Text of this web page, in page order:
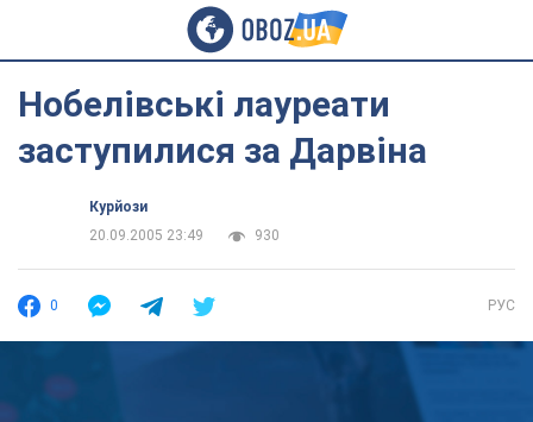
Нобелівські лауреати
заступилися за Дарвіна
Курйози
20.09.2005 23:49
930
0 РУС